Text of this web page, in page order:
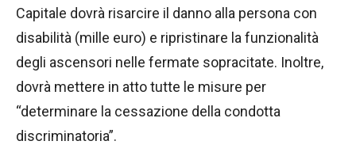
Capitale dovrà risarcire il danno alla persona con
disabilità (mille euro) e ripristinare la funzionalità
degli ascensori nelle fermate sopracitate. Inoltre,
dovrà mettere in atto tutte le misure per
“determinare la cessazione della condotta
discriminatoria”.